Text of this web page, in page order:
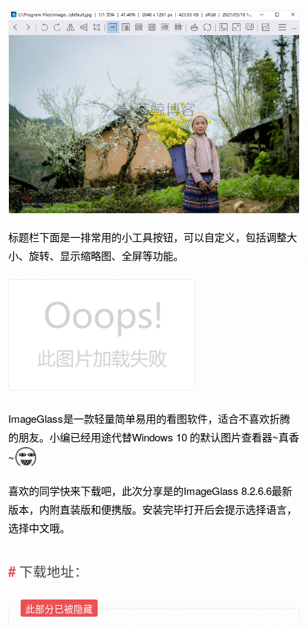
标题栏下面是一排常用的小工具按钮，可以自定义，包括调整大
小、旋转、显示缩略图、全屏等功能。
ImageGlass是一款轻量简单易用的看图软件，适合不喜欢折腾
的朋友。小编已经用途代替Windows 10 的默认图片查看器~真香
~
喜欢的同学快来下载吧，此次分享是的ImageGlass 8.2.6.6最新
版本，内附直装版和便携版。安装完毕打开后会提示选择语言，
选择中文哦。
下载地址：
此部分已被隐藏